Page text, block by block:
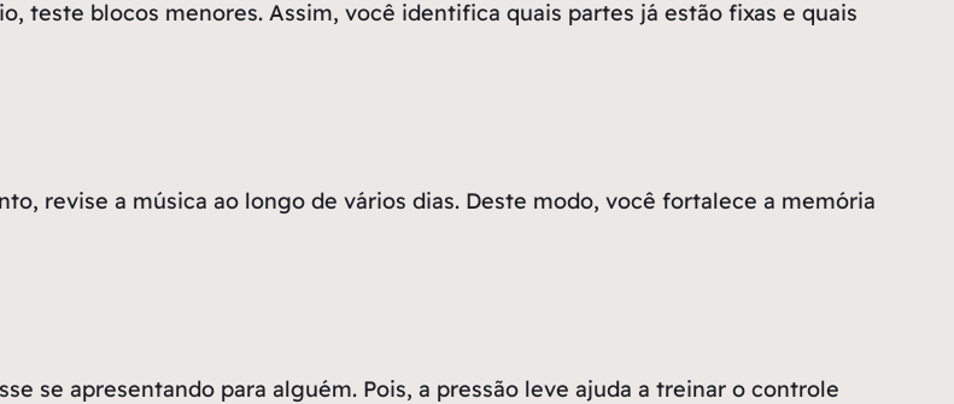
teste blocos menores. Assim, você identifica quais partes já estão fixas e quais
revise a música ao longo de vários dias. Deste modo, você fortalece a memória
se apresentando para alguém. Pois, a pressão leve ajuda a treinar o controle